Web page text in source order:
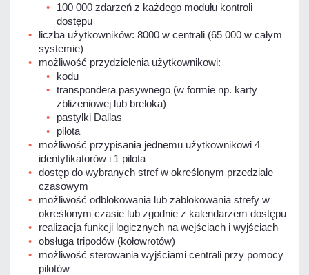
100 000 zdarzeń z każdego modułu kontroli
dostępu
liczba użytkowników: 8000 w centrali (65 000 w całym
systemie)
możliwość przydzielenia użytkownikowi:
kodu
transpondera pasywnego (w formie np. karty
zbliżeniowej lub breloka)
pastylki Dallas
pilota
możliwość przypisania jednemu użytkownikowi 4
identyfikatorów i 1 pilota
dostęp do wybranych stref w określonym przedziale
czasowym
możliwość odblokowania lub zablokowania strefy w
określonym czasie lub zgodnie z kalendarzem dostępu
realizacja funkcji logicznych na wejściach i wyjściach
obsługa tripodów (kołowrotów)
możliwość sterowania wyjściami centrali przy pomocy
pilotów